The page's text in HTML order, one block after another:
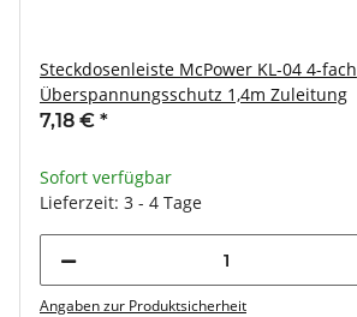
Steckdosenleiste McPower KL-04 4-fach
Überspannungsschutz 1,4m Zuleitung
7,18 € *
Sofort verfügbar
Lieferzeit: 3 - 4 Tage
Angaben zur Produktsicherheit